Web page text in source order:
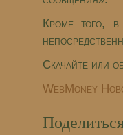
Кроме того,
Скачайте или
WebMoney